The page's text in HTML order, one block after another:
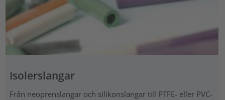
Isolerslangar
Från neoprenslangar och silikonslangar till PTFE- eller PVC-